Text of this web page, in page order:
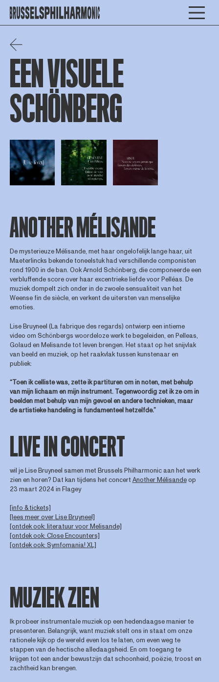
EEN VISUELE
SCHÖNBERG
Open afbeelding in popupOpen afbeelding in popupOpen afbeelding in popup
ANOTHER MÉLISANDE
De mysterieuze Mélisande, met haar ongelofelijk lange haar, uit
Maeterlincks bekende toneelstuk had verschillende componisten
rond 1900 in de ban. Ook Arnold Schönberg, die componeerde een
verbluffende score over haar excentrieke liefde voor Pelléas. De
muziek dompelt zich onder in de zwoele sensualiteit van het
Weense fin de siècle, en verkent de uitersten van menselijke
emoties.
Lise Bruyneel (La fabrique des regards) ontwierp een intieme
video om Schönbergs woordeloze werk te begeleiden, en Pelleas,
Golaud en Melisande tot leven brengen. Het staat op het snijvlak
van beeld en muziek, op het raakvlak tussen kunstenaar en
publiek:
“Toen ik celliste was, zette ik partituren om in noten, met behulp
van mijn lichaam en mijn instrument. Tegenwoordig zet ik ze om in
beelden met behulp van mijn gevoel en andere technieken, maar
de artistieke handeling is fundamenteel hetzelfde.”
LIVE IN CONCERT
wil je Lise Bruyneel samen met Brussels Philharmonic aan het werk
zien en horen? Dat kan tijdens het concert Another Mélisandeop
23 maart 2024 in Flagey
[info & tickets]
[lees meer over Lise Bruyneel]
[ontdek ook: literatuur voor Melisande]
[ontdek ook: Close Encounters]
[ontdek ook: Symfomania! XL]
MUZIEK ZIEN
Ik probeer instrumentale muziek op een hedendaagse manier te
presenteren. Belangrijk, want muziek stelt ons in staat om onze
rationele kijk op de wereld even los te laten, om even weg te
stappen van de hectische alledaagsheid. En om toegang te
krijgen tot een ander bewustzijn dat schoonheid, poëzie, troost en
zachtheid kan brengen.